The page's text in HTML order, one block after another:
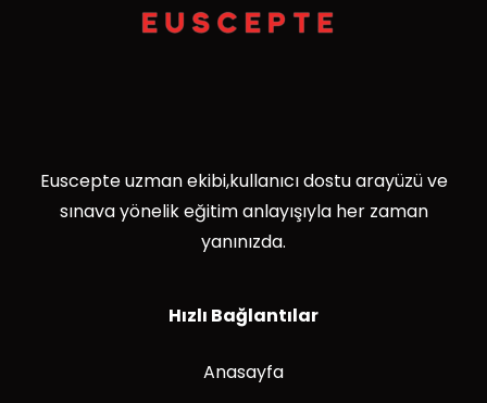
Euscepte uzman ekibi,kullanıcı dostu arayüzü ve
sınava yönelik eğitim anlayışıyla her zaman
yanınızda.
Hızlı Bağlantılar
Anasayfa